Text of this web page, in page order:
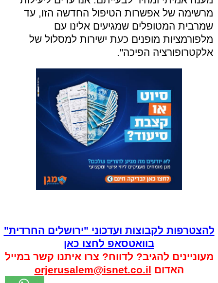
מרשימה של אפשרות הטיפול החדשה הזו, עד
שמרבית המטופלים שמגיעים אלינו עם
מלפורמציות מופנים כעת ישירות למסלול של
אלקטרופורציה הפיכה".
להצטרפות לקבוצות ועדכוני "ירושלים החרדית"
בוואטסאפ לחצו כאן
מעוניינים להגיב? לדווח? צרו איתנו קשר במייל
האדום orjerusalem@isnet.co.il